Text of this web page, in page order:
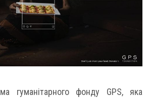
гуманітарного фонду GPS, яка